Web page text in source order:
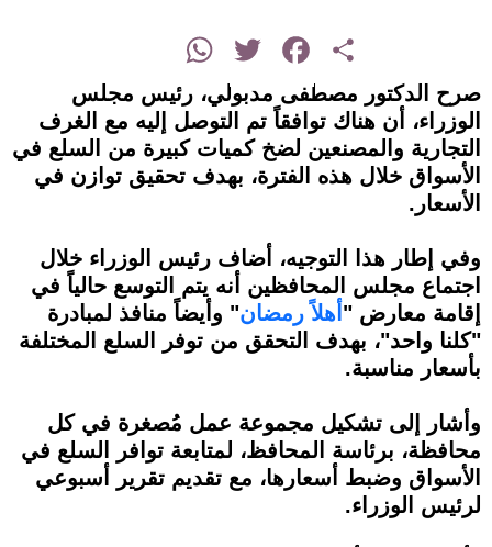
Share
Facebook
Twitter
WhatsApp
صرح الدكتور مصطفى مدبولي، رئيس مجلس
الوزراء، أن هناك توافقاً تم التوصل إليه مع الغرف
التجارية والمصنعين لضخ كميات كبيرة من السلع في
الأسواق خلال هذه الفترة، بهدف تحقيق توازن في
الأسعار.
وفي إطار هذا التوجيه، أضاف رئيس الوزراء خلال
اجتماع مجلس المحافظين أنه يتم التوسع حالياً في
إقامة معارض " أهلاً رمضان" وأيضاً منافذ لمبادرة
"كلنا واحد"، بهدف التحقق من توفر السلع المختلفة
بأسعار مناسبة.
وأشار إلى تشكيل مجموعة عمل مُصغرة في كل
محافظة، برئاسة المحافظ، لمتابعة توافر السلع في
الأسواق وضبط أسعارها، مع تقديم تقرير أسبوعي
لرئيس الوزراء.